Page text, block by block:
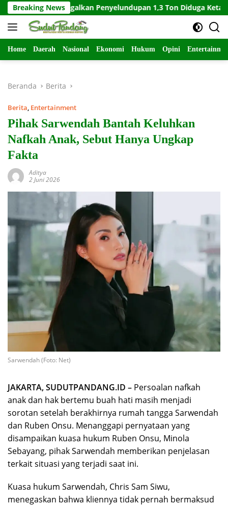
Langsung
ke
konten
Breaking News
627 Gagalkan Penyelundupan 1,3 Ton Diduga Ketamin di Kepri
Home Daerah Nasional Ekonomi Hukum Opini
Beranda Berita
Berita, Entertainment
Pihak Sarwendah Bantah Keluhkan
Nafkah Anak, Sebut Hanya Ungkap
Fakta
Aditya
2 Juni 2026
Sarwendah (Foto: Net)
JAKARTA, SUDUTPANDANG.ID – Persoalan nafkah
anak dan hak bertemu buah hati masih menjadi
sorotan setelah berakhirnya rumah tangga Sarwendah
dan Ruben Onsu. Menanggapi pernyataan yang
disampaikan kuasa hukum Ruben Onsu, Minola
Sebayang, pihak Sarwendah memberikan penjelasan
terkait situasi yang terjadi saat ini.
Kuasa hukum Sarwendah, Chris Sam Siwu,
menegaskan bahwa kliennya tidak pernah bermaksud